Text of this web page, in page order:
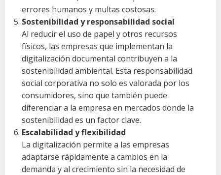
errores humanos y multas costosas.
Sostenibilidad y responsabilidad social
Al reducir el uso de papel y otros recursos
físicos, las empresas que implementan la
digitalización documental contribuyen a la
sostenibilidad ambiental. Esta responsabilidad
social corporativa no solo es valorada por los
consumidores, sino que también puede
diferenciar a la empresa en mercados donde la
sostenibilidad es un factor clave.
Escalabilidad y flexibilidad
La digitalización permite a las empresas
adaptarse rápidamente a cambios en la
demanda y al crecimiento sin la necesidad de